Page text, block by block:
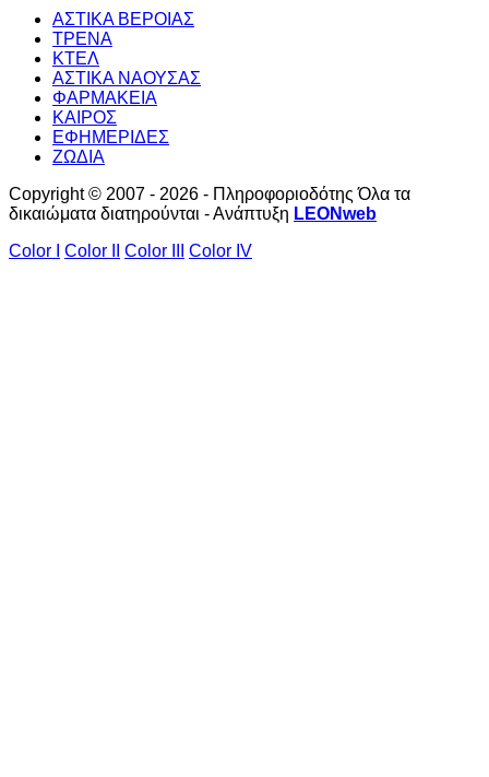
ΑΣΤΙΚΑ ΒΕΡΟΙΑΣ
ΤΡΕΝΑ
ΚΤΕΛ
ΑΣΤΙΚΑ ΝΑΟΥΣΑΣ
ΦΑΡΜΑΚΕΙΑ
ΚΑΙΡΟΣ
ΕΦΗΜΕΡΙΔΕΣ
ΖΩΔΙΑ
Copyright © 2007 - 2026 - Πληροφοριοδότης Όλα τα
δικαιώματα διατηρούνται - Ανάπτυξη LEONweb
Color I
Color II Color III Color IV